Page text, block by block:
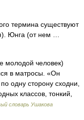
термина существуют
Юнга (от нем …
человек)
в матросы. «Он
одну сторону сходни,
классов, тонкий,
словарь Ушакова